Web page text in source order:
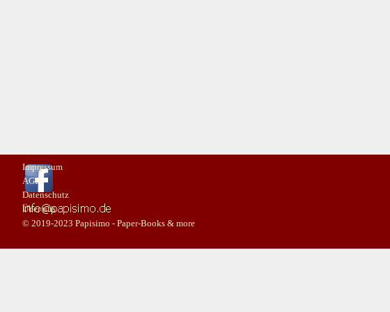
Impressum
AGB
Datenschutz
Über uns
© 2019-2023 Papisimo - Paper-Books & more